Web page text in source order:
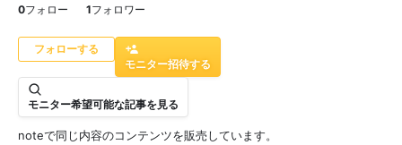
0フォロー 1フォロワー
モニター招待する
モニター希望可能な記事を見る
noteで同じ内容のコンテンツを販売しています。